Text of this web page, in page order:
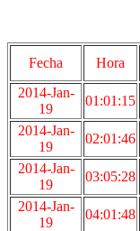
Fecha Hora
2014-Jan-
19
01:01:15
2014-Jan-
19
02:01:46
2014-Jan-
19
03:05:28
2014-Jan-
19
04:01:48